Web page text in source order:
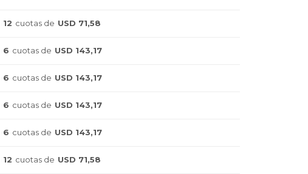
12 cuotas de USD 71,58
6 cuotas de USD 143,17
6 cuotas de USD 143,17
6 cuotas de USD 143,17
6 cuotas de USD 143,17
12 cuotas de USD 71,58